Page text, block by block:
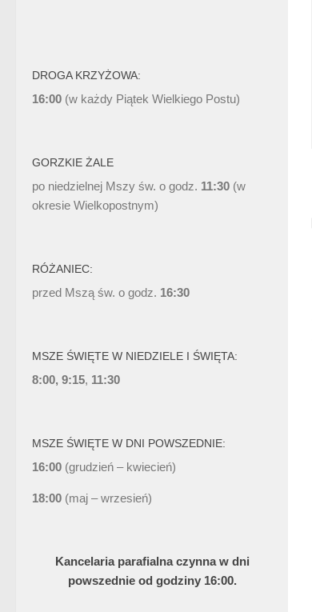
DROGA KRZYŻOWA:
16:00 (w każdy Piątek Wielkiego Postu)
GORZKIE ŻALE
po niedzielnej Mszy św. o godz. 11:30 (w
okresie Wielkopostnym)
RÓŻANIEC:
przed Mszą św. o godz. 16:30
MSZE ŚWIĘTE W NIEDZIELE I ŚWIĘTA:
8:00, 9:15, 11:30
MSZE ŚWIĘTE W DNI POWSZEDNIE:
16:00 (grudzień – kwiecień)
18:00 (maj – wrzesień)
Kancelaria parafialna czynna w dni
powszednie od godziny 16:00.